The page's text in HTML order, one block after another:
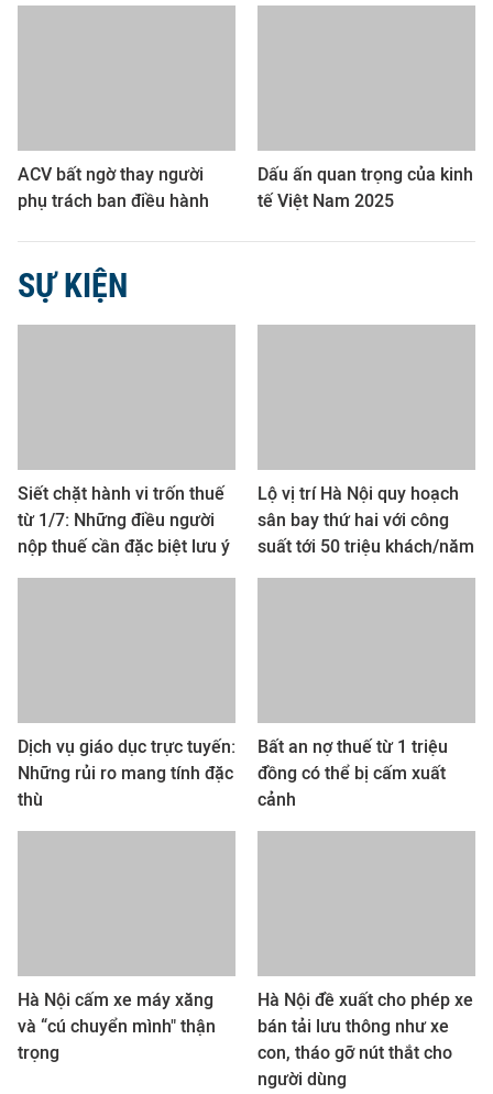
ACV bất ngờ thay người
phụ trách ban điều hành
Dấu ấn quan trọng của kinh
tế Việt Nam 2025
SỰ KIỆN
Siết chặt hành vi trốn thuế
từ 1/7: Những điều người
nộp thuế cần đặc biệt lưu ý
Lộ vị trí Hà Nội quy hoạch
sân bay thứ hai với công
suất tới 50 triệu khách/năm
Dịch vụ giáo dục trực tuyến:
Những rủi ro mang tính đặc
thù
Bất an nợ thuế từ 1 triệu
đồng có thể bị cấm xuất
cảnh
Hà Nội cấm xe máy xăng
và “cú chuyển mình" thận
trọng
Hà Nội đề xuất cho phép xe
bán tải lưu thông như xe
con, tháo gỡ nút thắt cho
người dùng